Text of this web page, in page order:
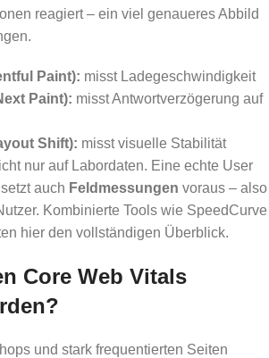
reagiert – ein viel genaueres Abbild
Paint): misst Ladegeschwindigkeit
Paint): misst Antwortverzögerung auf
Shift): misst visuelle Stabilität
nur auf Labordaten. Eine echte User
auch Feldmessungen voraus – also
Kombinierte Tools wie SpeedCurve
hier den vollständigen Überblick.
Core Web Vitals
und stark frequentierten Seiten